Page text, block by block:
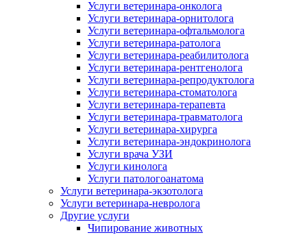
Услуги ветеринара-онколога
Услуги ветеринара-орнитолога
Услуги ветеринара-офтальмолога
Услуги ветеринара-ратолога
Услуги ветеринара-реабилитолога
Услуги ветеринара-рентгенолога
Услуги ветеринара-репродуктолога
Услуги ветеринара-стоматолога
Услуги ветеринара-терапевта
Услуги ветеринара-травматолога
Услуги ветеринара-хирурга
Услуги ветеринара-эндокринолога
Услуги врача УЗИ
Услуги кинолога
Услуги патологоанатома
Услуги ветеринара-экзотолога
Услуги ветеринара-невролога
Другие услуги
Чипирование животных